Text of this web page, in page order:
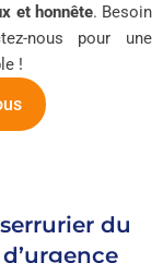
et honnête. Besoin
nous pour une
!
du